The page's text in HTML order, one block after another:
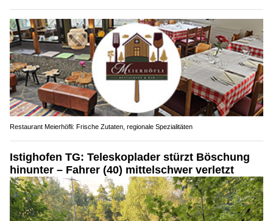
Restaurant Meierhöfli: Frische Zutaten, regionale Spezialitäten
Istighofen TG: Teleskoplader stürzt Böschung
hinunter – Fahrer (40) mittelschwer verletzt